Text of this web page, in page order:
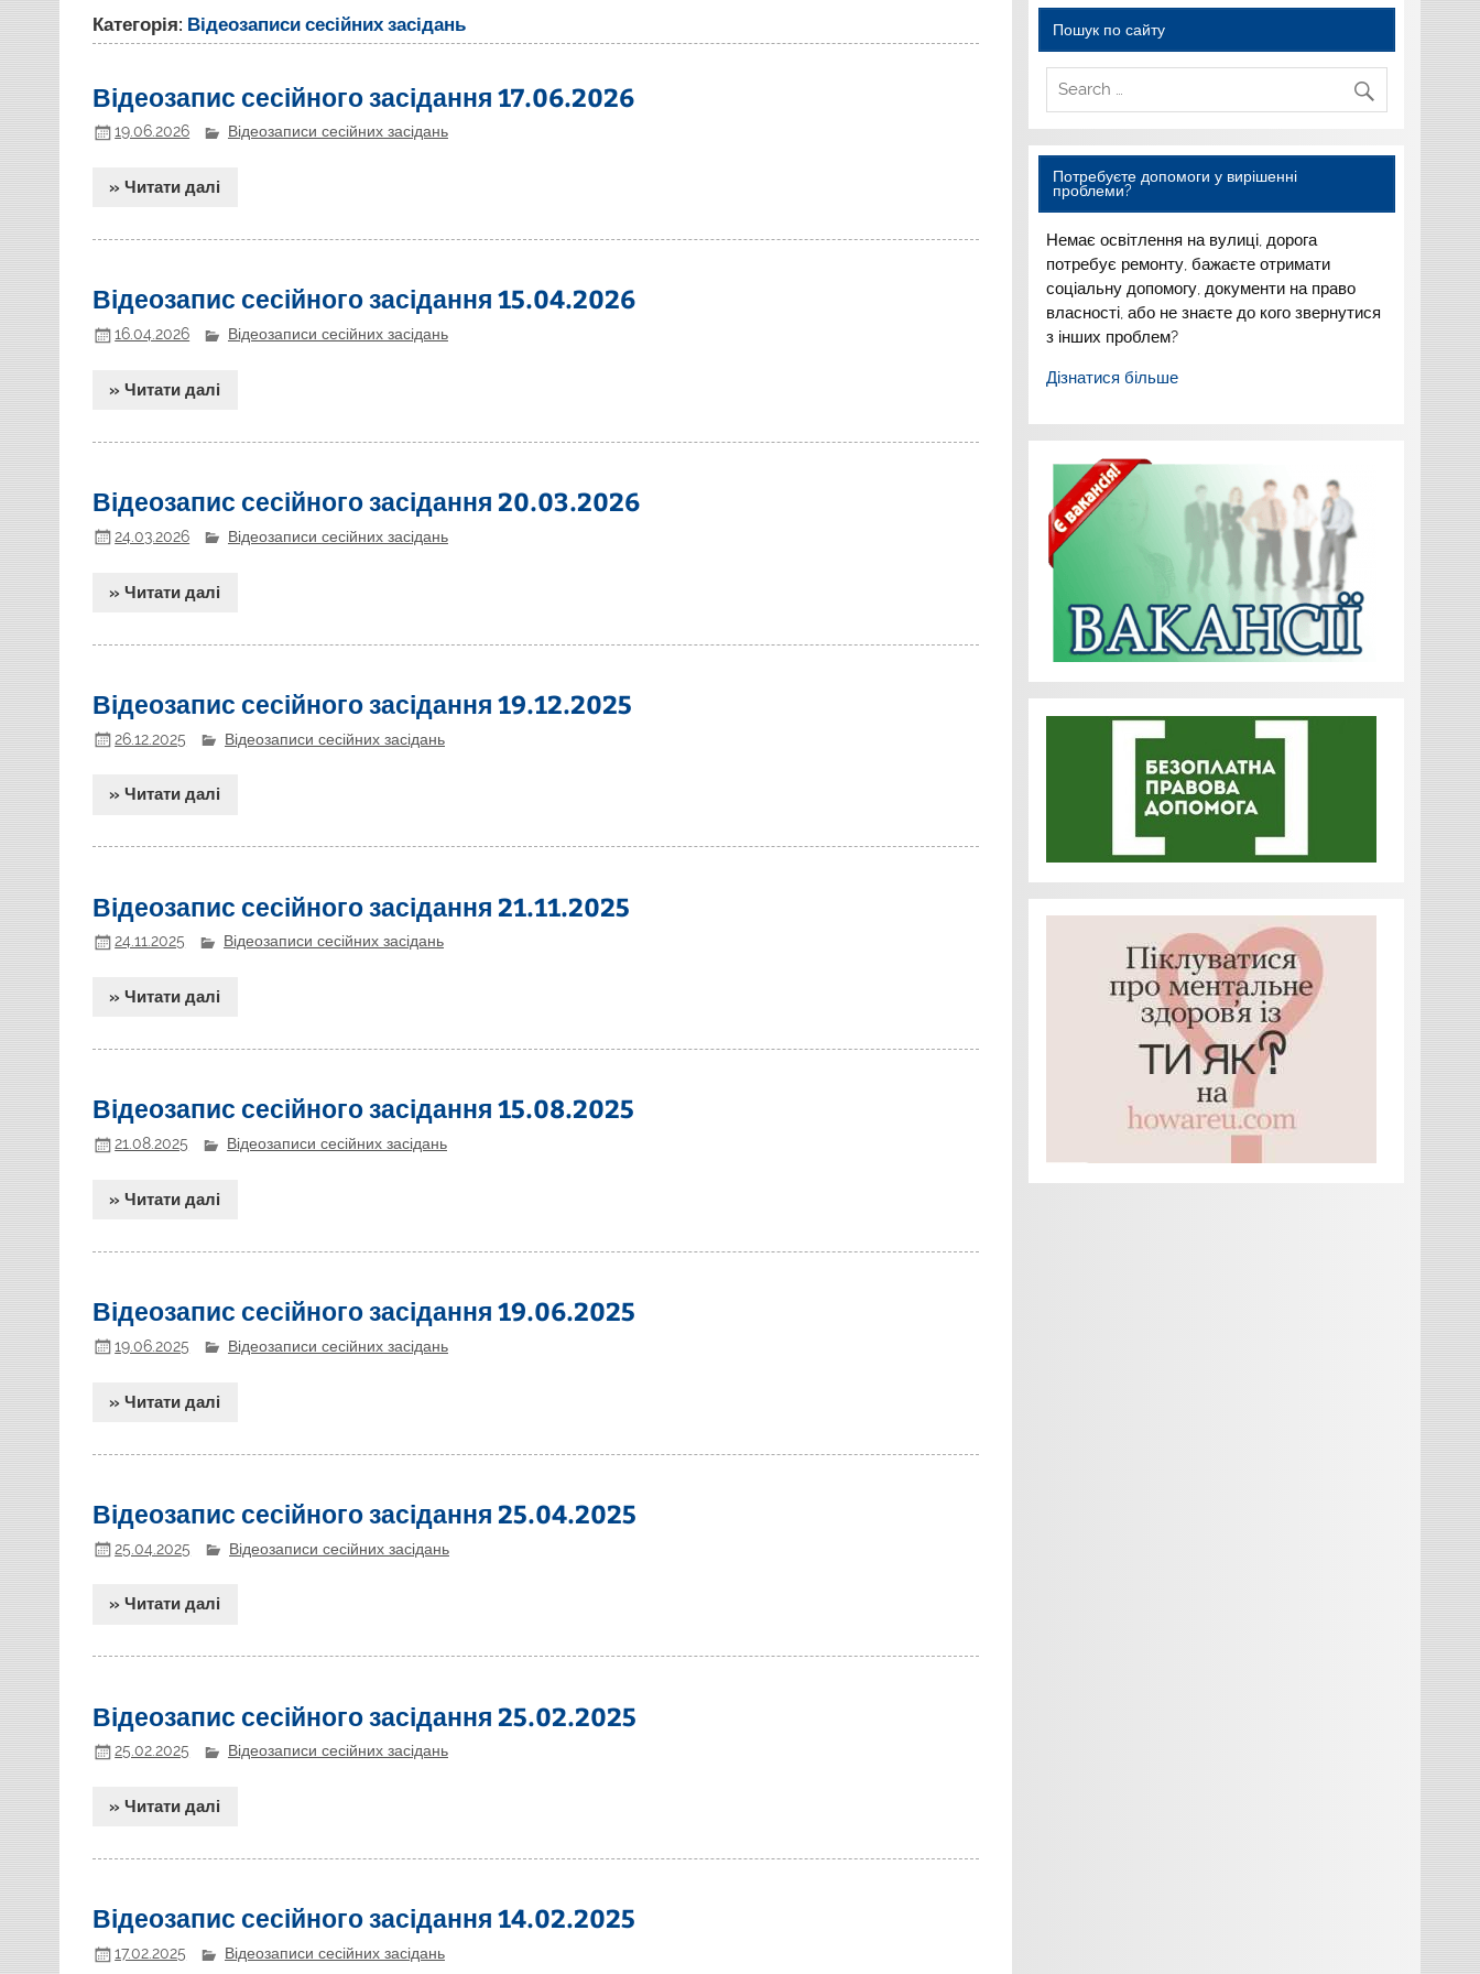
Категорія: Відеозаписи сесійних засідань
Відеозапис сесійного засідання 17.06.2026
19.06.2026 Відеозаписи сесійних засідань
» Читати далі
Відеозапис сесійного засідання 15.04.2026
16.04.2026 Відеозаписи сесійних засідань
» Читати далі
Відеозапис сесійного засідання 20.03.2026
24.03.2026 Відеозаписи сесійних засідань
» Читати далі
Відеозапис сесійного засідання 19.12.2025
26.12.2025 Відеозаписи сесійних засідань
» Читати далі
Відеозапис сесійного засідання 21.11.2025
24.11.2025 Відеозаписи сесійних засідань
» Читати далі
Відеозапис сесійного засідання 15.08.2025
21.08.2025 Відеозаписи сесійних засідань
» Читати далі
Відеозапис сесійного засідання 19.06.2025
19.06.2025 Відеозаписи сесійних засідань
» Читати далі
Відеозапис сесійного засідання 25.04.2025
25.04.2025 Відеозаписи сесійних засідань
» Читати далі
Відеозапис сесійного засідання 25.02.2025
25.02.2025 Відеозаписи сесійних засідань
» Читати далі
Відеозапис сесійного засідання 14.02.2025
17.02.2025 Відеозаписи сесійних засідань
Пошук по сайту
Потребуєте допомоги у вирішенні
проблеми?
Немає освітлення на вулиці, дорога
потребує ремонту, бажаєте отримати
соціальну допомогу, документи на право
власності, або не знаєте до кого звернутися
з інших проблем?
Дізнатися більше